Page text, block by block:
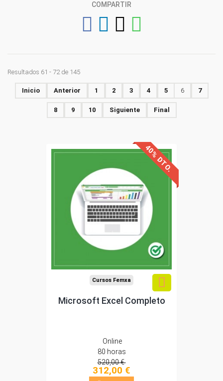
COMPARTIR
Resultados 61 - 72 de 145
Inicio Anterior 1 2 3 4 5 6 7
8 9 10 Siguiente Final
40% DTO.
Descuentos especiales
Sin requisitos de acceso
Compra segura
Cursos Femxa
Microsoft Excel Completo
Online
80 horas
520,00 €
312,00 €